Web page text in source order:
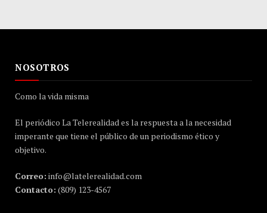
NOSOTROS
Como la vida misma
El periódico La Telerealidad es la respuesta a la necesidad
imperante que tiene el público de un periodismo ético y
objetivo.
Correo: info@latelerealidad.com
Contacto: (809) 123-4567